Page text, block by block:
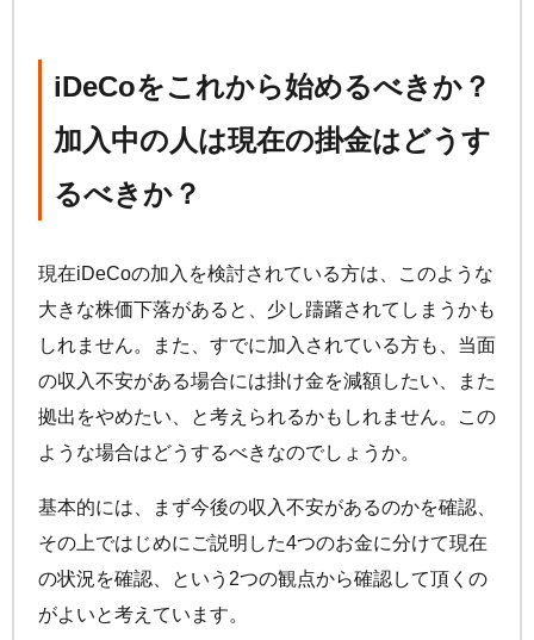
iDeCoをこれから始めるべきか？
加入中の人は現在の掛金はどうす
るべきか？
現在iDeCoの加入を検討されている方は、このような
大きな株価下落があると、少し躊躇されてしまうかも
しれません。また、すでに加入されている方も、当面
の収入不安がある場合には掛け金を減額したい、また
拠出をやめたい、と考えられるかもしれません。この
ような場合はどうするべきなのでしょうか。
基本的には、まず今後の収入不安があるのかを確認、
その上ではじめにご説明した4つのお金に分けて現在
の状況を確認、という2つの観点から確認して頂くの
がよいと考えています。